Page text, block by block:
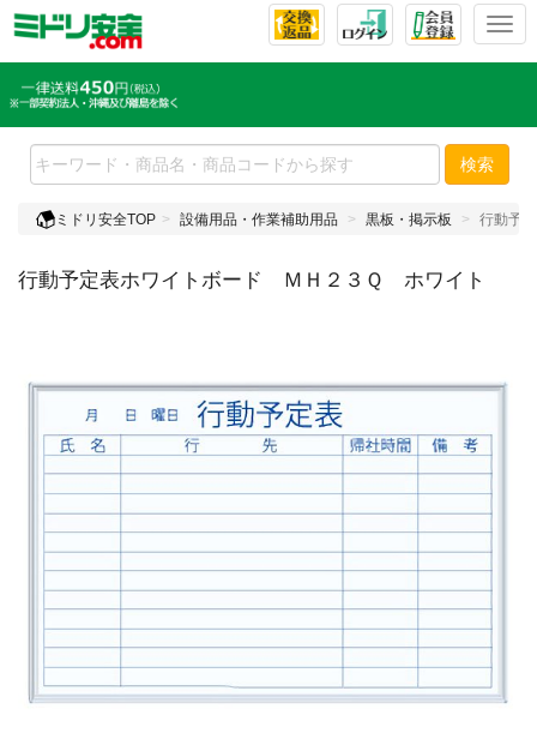
T
l
e
n
v
o
検索
ミドリ安全TOP 設備用品・作業補助用品 黒板・掲示板 行動予
行動予定表ホワイトボード ＭＨ２３Ｑ ホワイト